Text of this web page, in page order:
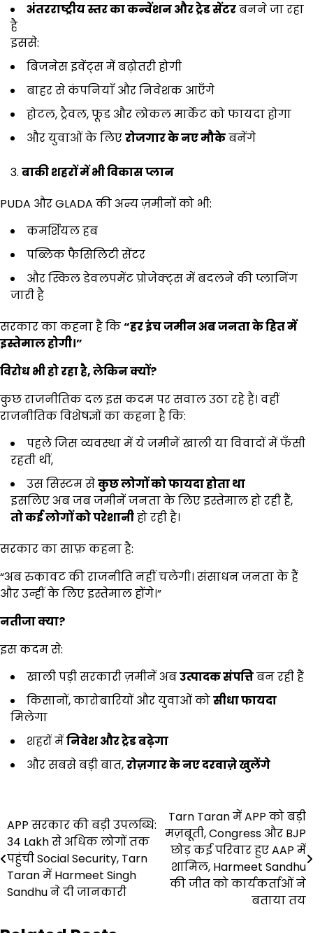
अंतरराष्ट्रीय स्तर का कन्वेंशन और ट्रेड सेंटरबनने जा रहा
है
इससे:
बिजनेस इवेंट्स में बढ़ोतरी होगी
बाहर से कंपनियाँ और निवेशक आएँगे
होटल, ट्रैवल, फूड और लोकल मार्केट को फायदा होगा
और युवाओं के लिएरोजगार के नए मौकेबनेंगे
बाकी शहरों में भी विकास प्लान
PUDA और GLADA की अन्य ज़मीनों को भी:
कमर्शियल हब
पब्लिक फैसिलिटी सेंटर
और स्किल डेवलपमेंट प्रोजेक्ट्स में बदलने की प्लानिंग
जारी है
सरकार का कहना है कि“हर इंच जमीन अब जनता के हित में
इस्तेमाल होगी।”
विरोध भी हो रहा है,लेकिन क्यों?
कुछ राजनीतिक दल इस कदम पर सवाल उठा रहे हैं। वहीं
राजनीतिक विशेषज्ञों का कहना है कि:
पहले जिस व्यवस्था में ये जमीनें खाली या विवादों में फँसी
रहती थीं,
उस सिस्टम सेकुछ लोगों को फायदा होता था
इसलिए अब जब जमीनें जनता के लिए इस्तेमाल हो रही हैं,
तो कई लोगों को परेशानीहो रही है।
सरकार का साफ़ कहना है:
“अब रुकावट की राजनीति नहीं चलेगी। संसाधन जनता के हैं
और उन्हीं के लिए इस्तेमाल होंगे।”
नतीजा क्या?
इस कदम से:
खाली पड़ी सरकारी ज़मीनें अबउत्पादक संपत्तिबन रही हैं
किसानों, कारोबारियों और युवाओं कोसीधा फायदा
मिलेगा
शहरों मेंनिवेश और ट्रेड बढ़ेगा
और सबसे बड़ी बात,रोज़गार के नए दरवाज़े खुलेंगे
Post
navigation
APP सरकार की बड़ी उपलब्धि:
34 Lakh से अधिक लोगों तक
पहुंची Social Security, Tarn
Taran में Harmeet Singh
Sandhu ने दी जानकारी
Tarn Taran में APP को बड़ी
मज़बूती, Congress और BJP
छोड़ कई परिवार हुए AAP में
शामिल, Harmeet Sandhu
की जीत को कार्यकर्ताओं ने
बताया तय